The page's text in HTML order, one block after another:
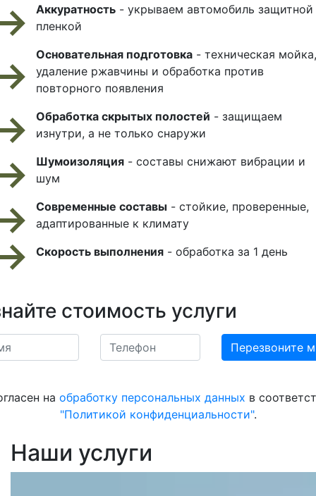
Аккуратность - укрываем автомобиль защитной
пленкой
Основательная подготовка - техническая мойка,
удаление ржавчины и обработка против
повторного появления
Обработка скрытых полостей - защищаем
изнутри, а не только снаружи
Шумоизоляция - составы снижают вибрации и
шум
Современные составы - стойкие, проверенные,
адаптированные к климату
Скорость выполнения - обработка за 1 день
стоимость услуги
на обработку персональных данных в
"Политикой конфиденциальности".
Наши услуги